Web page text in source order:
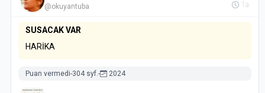
@okuyantuba
1a
SUSACAK VAR
HARİKA
Puan vermedi-304 syf.- 2024